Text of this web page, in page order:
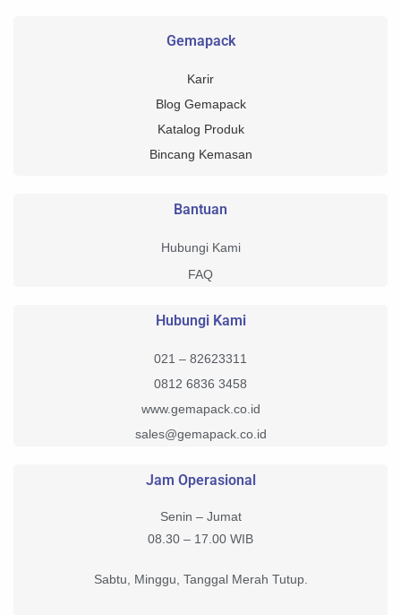
Gemapack
Karir
Blog Gemapack
Katalog Produk
Bincang Kemasan
Bantuan
Hubungi Kami
FAQ
Hubungi Kami
021 – 82623311
0812 6836 3458
www.gemapack.co.id
sales@gemapack.co.id
Jam Operasional
Senin – Jumat
08.30 – 17.00 WIB
Sabtu, Minggu, Tanggal Merah Tutup.